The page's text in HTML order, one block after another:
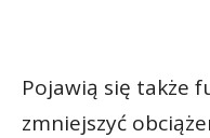
Pojawią się także
zmniejszyć